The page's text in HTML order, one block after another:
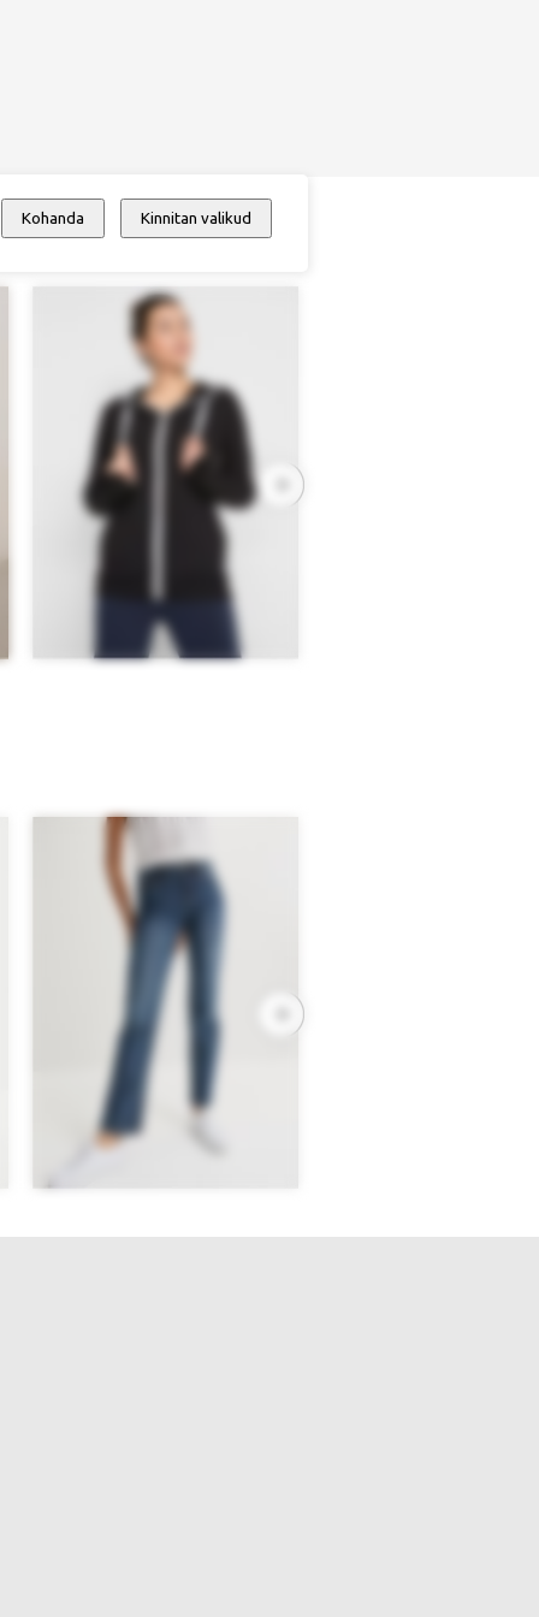
Kohanda Kinnitan valikud